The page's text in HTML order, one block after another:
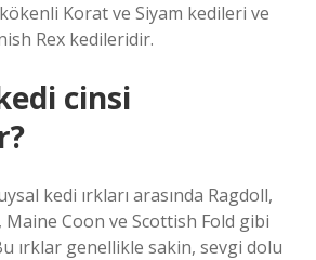
Korat ve Siyam kedileri ve
Rex kedileridir.
cinsi
kedi ırkları arasında Ragdoll,
Coon ve Scottish Fold gibi
ırklar genellikle sakin, sevgi dolu